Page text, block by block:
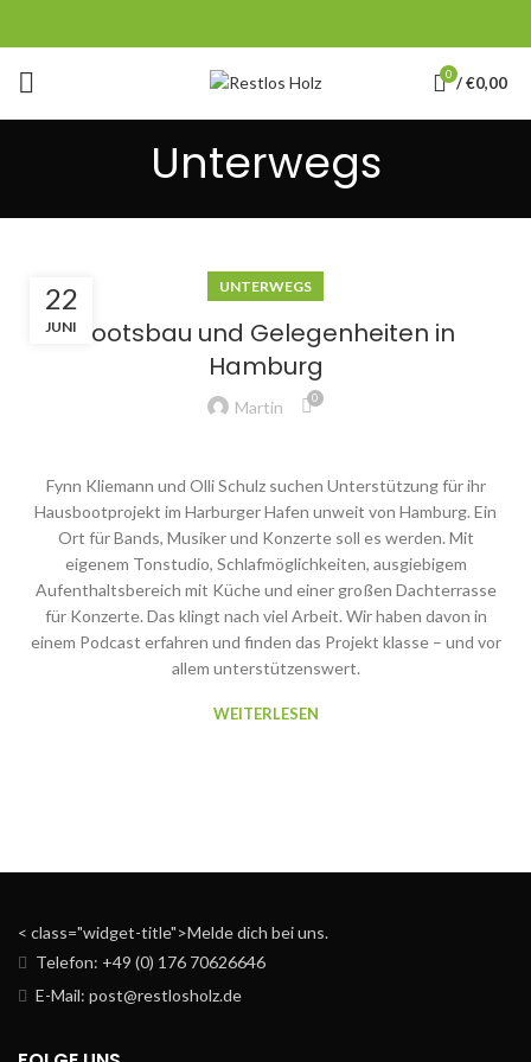
0 /€0,00
Unterwegs
22
JUNI
UNTERWEGS
Bootsbau und Gelegenheiten in
Hamburg
Martin 0
Fynn Kliemann und Olli Schulz suchen Unterstützung für ihr
Hausbootprojekt im Harburger Hafen unweit von Hamburg. Ein
Ort für Bands, Musiker und Konzerte soll es werden. Mit
eigenem Tonstudio, Schlafmöglichkeiten, ausgiebigem
Aufenthaltsbereich mit Küche und einer großen Dachterrasse
für Konzerte. Das klingt nach viel Arbeit. Wir haben davon in
einem Podcast erfahren und finden das Projekt klasse – und vor
allem unterstützenswert.
WEITERLESEN
< class="widget-title">Melde dich bei uns.
Telefon: +49 (0) 176 70626646
E-Mail: post@restlosholz.de